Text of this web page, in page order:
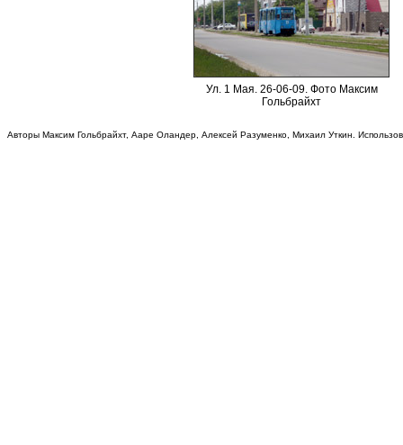
Ул. 1 Мая. 26-06-09. Фото Максим
Гольбрайхт
Авторы Максим Гольбрайхт, Ааре Оландер, Алексей Разуменко, Михаил Уткин.